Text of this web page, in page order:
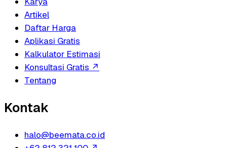
Artikel
Daftar Harga
Aplikasi Gratis
Kalkulator Estimasi
Konsultasi Gratis ↗
Tentang
Kontak
halo@beemata.co.id